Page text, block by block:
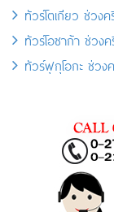
ทัวร์โตเกียว ช่วง
ทัวร์โอซาก้า ช่วง
ทัวร์ฟุกุโอกะ ช่วง